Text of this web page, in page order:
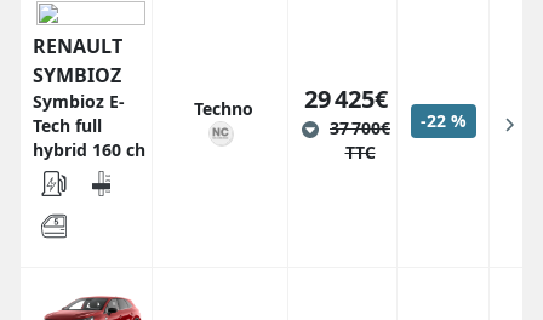
RENAULT
SYMBIOZ
Symbioz E-
Tech full
hybrid 160 ch
Techno 29 425€
37 700€
TTC
-22 %